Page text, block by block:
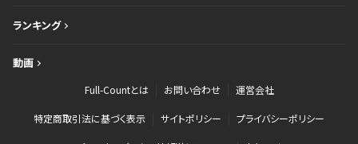
ランキング
動画
Full-Countとは お問い合わせ 運営会社
特定商取引法に基づく表示 サイトポリシー プライバシーポリシー